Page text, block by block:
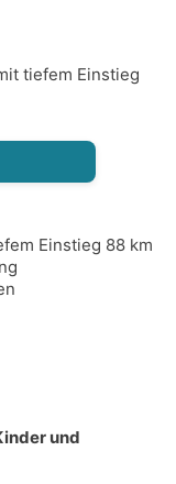
tiefem Einstieg
Einstieg 88 km
und